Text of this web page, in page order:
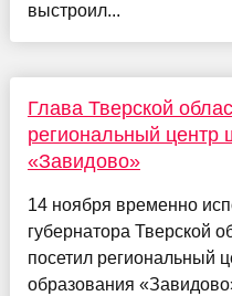
выстроил...
Глава Тверской
региональный центр
«Завидово»
14 ноября временно
губернатора Тверской
посетил региональный
образования